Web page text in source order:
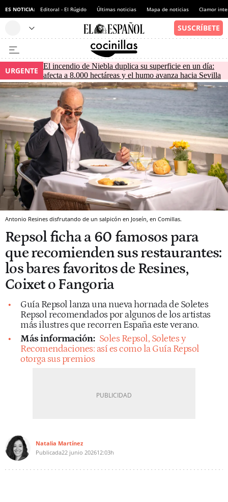
ES NOTICIA: Editoral - El Rúgido Últimas noticias Mapa de noticias Clamor
URGENTE
El incendio de Niebla duplica su superficie en un día:
afecta a 8.000 hectáreas y el humo avanza hacia Sevilla
Antonio Resines disfrutando de un salpicón en Joseín, en Comillas.
Repsol ficha a 60 famosos para
que recomienden sus restaurantes:
los bares favoritos de Resines,
Coixet o Fangoria
Guía Repsol lanza una nueva hornada de Soletes
Repsol recomendados por algunos de los artistas
más ilustres que recorren España este verano.
Más información: Soles Repsol, Soletes y
Recomendaciones: así es como la Guía Repsol
otorga sus premios
Natalia Martínez
Publicada22 junio 202612:03h